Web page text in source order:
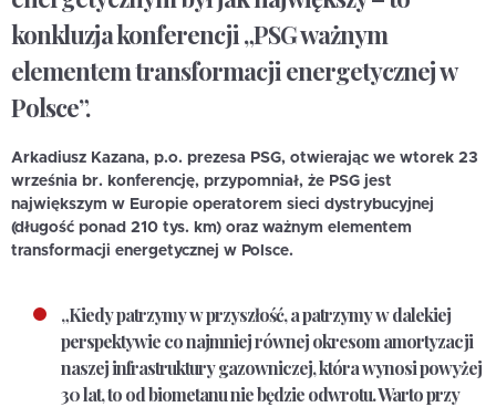
konkluzja konferencji „PSG ważnym
elementem transformacji energetycznej w
Polsce”.
Arkadiusz Kazana, p.o. prezesa PSG, otwierając we wtorek 23
września br. konferencję, przypomniał, że PSG jest
największym w Europie operatorem sieci dystrybucyjnej
(długość ponad 210 tys. km) oraz ważnym elementem
transformacji energetycznej w Polsce.
„Kiedy patrzymy w przyszłość, a patrzymy w dalekiej
perspektywie co najmniej równej okresom amortyzacji
naszej infrastruktury gazowniczej, która wynosi powyżej
30 lat, to od biometanu nie będzie odwrotu. Warto przy